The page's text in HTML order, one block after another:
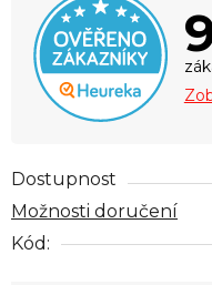
Dostupnost
Možnosti doručení
Kód: